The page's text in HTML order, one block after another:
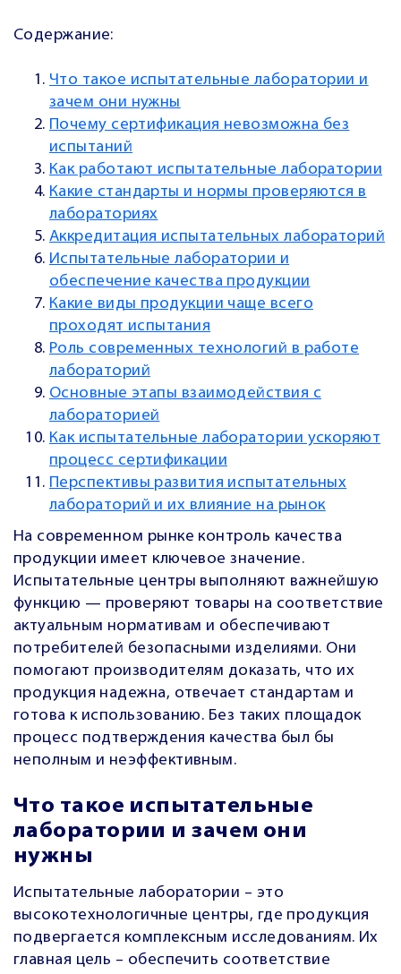
Содержание:
Что такое испытательные лаборатории и
зачем они нужны
Почему сертификация невозможна без
испытаний
Как работают испытательные лаборатории
Какие стандарты и нормы проверяются в
лабораториях
Аккредитация испытательных лабораторий
Испытательные лаборатории и
обеспечение качества продукции
Какие виды продукции чаще всего
проходят испытания
Роль современных технологий в работе
лабораторий
Основные этапы взаимодействия с
лабораторией
Как испытательные лаборатории ускоряют
процесс сертификации
Перспективы развития испытательных
лабораторий и их влияние на рынок
На современном рынке контроль качества
продукции имеет ключевое значение.
Испытательные центры выполняют важнейшую
функцию — проверяют товары на соответствие
актуальным нормативам и обеспечивают
потребителей безопасными изделиями. Они
помогают производителям доказать, что их
продукция надежна, отвечает стандартам и
готова к использованию. Без таких площадок
процесс подтверждения качества был бы
неполным и неэффективным.
Что такое испытательные
лаборатории и зачем они
нужны
Испытательные лаборатории – это
высокотехнологичные центры, где продукция
подвергается комплексным исследованиям. Их
главная цель – обеспечить соответствие